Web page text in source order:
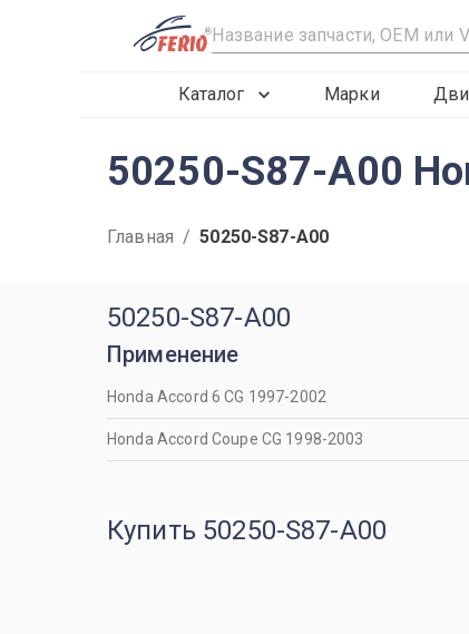
R
Каталог Марки
50250-S87-A00
Главная / 50250-S87-A00
50250-S87-A00
Применение
Honda Accord 6 CG 1997-2002
Honda Accord Coupe CG 1998-2003
Купить 50250-S87-A00